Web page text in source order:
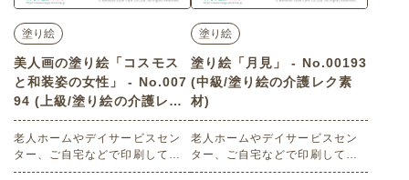
塗り絵
美人画の塗り絵「コスモス
と和装姿の女性」 - No.007
94 (上級/塗り絵の介護レク
素材)
老人ホームやデイサービスセン
ター、ご自宅などで印刷してお
使いいただける無料の高齢者向
塗り絵
塗り絵「月見」 - No.00193
(中級/塗り絵の介護レク素
材)
老人ホームやデイサービスセン
ター、ご自宅などで印刷してお
使いいただける無料の高齢者向